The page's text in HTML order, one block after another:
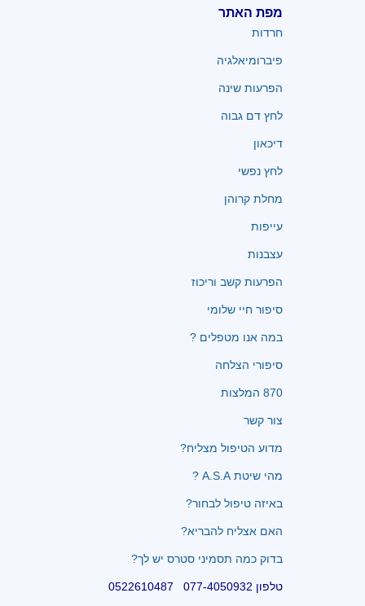
מפת האתר
חרדות
פיברומיאלגיה
הפרעות שינה
לחץ דם גבוה
דיכאון
לחץ נפשי
מחלת קרוהן
עייפות
עצבנות
הפרעות קשב וריכוז
סיפור חיי שלומי
במה אנו מטפלים ?
סיפורי הצלחה
870 המלצות
צור קשר
מדוע הטיפול מצליח?
מהי שיטת A.S.A ?
באיזה טיפול לבחור?
האם אצליח להבריא?
בדוק כמה תסמיני סטרס יש לך?
טלפון 077-4050932 0522610487